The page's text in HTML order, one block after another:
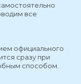
все
официального
сразу при
способом.